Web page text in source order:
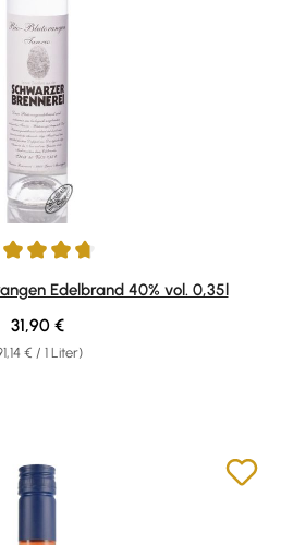
von 4.77 von 5 Sternen
Edelbrand 40% vol. 0,35l
€ / 1 Liter)
Regulärer Preis:
31,90 €